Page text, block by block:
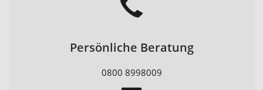
Persönliche Beratung
0800 8998009